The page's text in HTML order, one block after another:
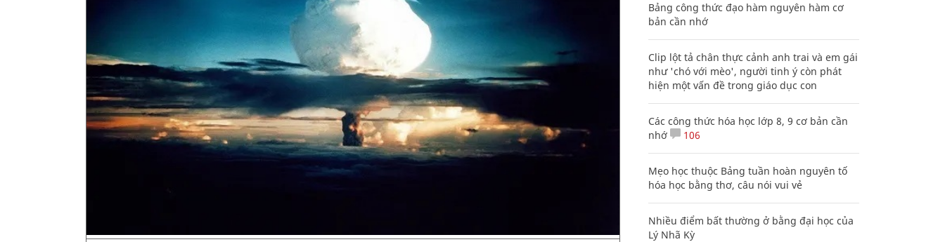
Bảng công thức đạo hàm nguyên hàm cơ
bản cần nhớ
Clip lột tả chân thực cảnh anh trai và em gái
như 'chó với mèo', người tinh ý còn phát
hiện một vấn đề trong giáo dục con
Các công thức hóa học lớp 8, 9 cơ bản cần
nhớ
106
Mẹo học thuộc Bảng tuần hoàn nguyên tố
hóa học bằng thơ, câu nói vui vẻ
Nhiều điểm bất thường ở bằng đại học của
Lý Nhã Kỳ